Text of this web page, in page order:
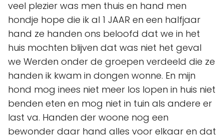
veel plezier was men thuis en hand men
hondje hope die ik al 1 JAAR en een halfjaar
hand ze handen ons beloofd dat we in het
huis mochten blijven dat was niet het geval
we Werden onder de groepen verdeeld die ze
handen ik kwam in dongen wonne. En mijn
hond mog inees niet meer los lopen in huis niet
benden eten en mog niet in tuin als andere er
last va. Handen der woone nog een
bewonder daar hand alles voor elkaar en dat